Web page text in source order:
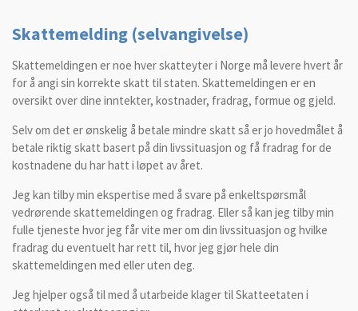
Skattemelding (selvangivelse)
Skattemeldingen er noe hver skatteyter i Norge må levere hvert år
for å angi sin korrekte skatt til staten. Skattemeldingen er en
oversikt over dine inntekter, kostnader, fradrag, formue og gjeld.
Selv om det er ønskelig å betale mindre skatt så er jo hovedmålet å
betale riktig skatt basert på din livssituasjon og få fradrag for de
kostnadene du har hatt i løpet av året.
Jeg kan tilby min ekspertise med å svare på enkeltspørsmål
vedrørende skattemeldingen og fradrag. Eller så kan jeg tilby min
fulle tjeneste hvor jeg får vite mer om din livssituasjon og hvilke
fradrag du eventuelt har rett til, hvor jeg gjør hele din
skattemeldingen med eller uten deg.
Jeg hjelper også til med å utarbeide klager til Skatteetaten i